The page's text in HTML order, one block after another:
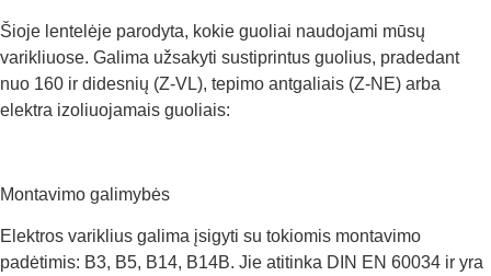
Šioje lentelėje parodyta, kokie guoliai naudojami mūsų
varikliuose. Galima užsakyti sustiprintus guolius, pradedant
nuo 160 ir didesnių (Z-VL), tepimo antgaliais (Z-NE) arba
elektra izoliuojamais guoliais:
Montavimo galimybės
Elektros variklius galima įsigyti su tokiomis montavimo
padėtimis: B3, B5, B14, B14B. Jie atitinka DIN EN 60034 ir yra